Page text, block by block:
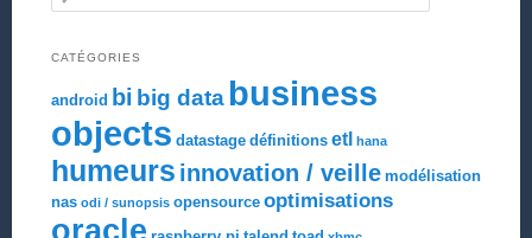
CATÉGORIES
android bi big data business
objects datastage définitions etl hana
humeurs innovation / veille modélisation
nas odi / sunopsis opensource optimisations